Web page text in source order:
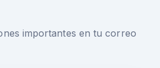
importantes en tu correo